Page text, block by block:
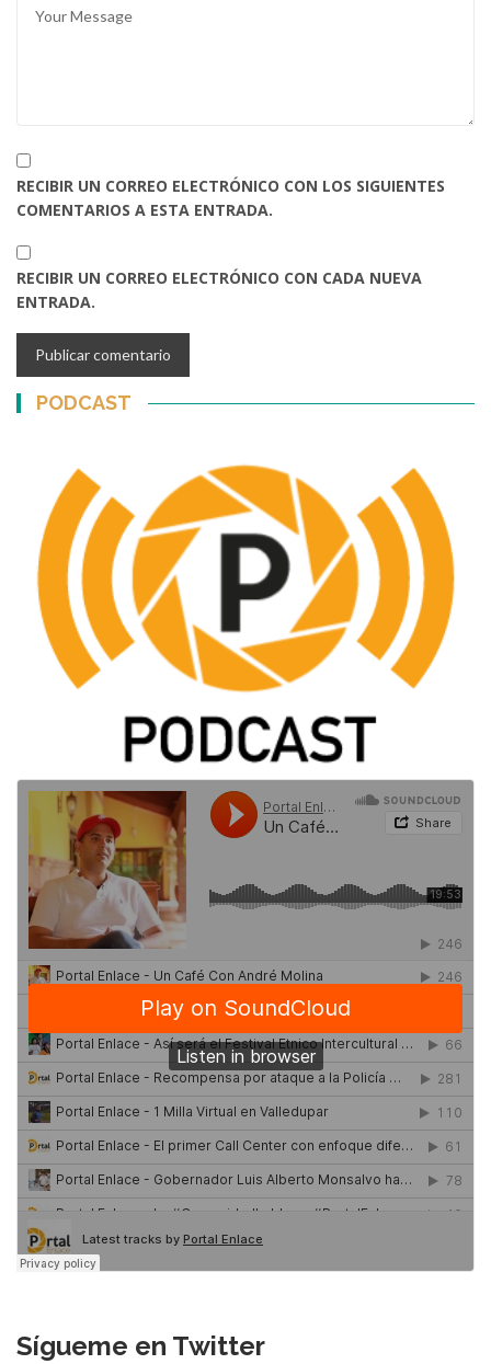
RECIBIR UN CORREO ELECTRÓNICO CON LOS SIGUIENTES
COMENTARIOS A ESTA ENTRADA.
RECIBIR UN CORREO ELECTRÓNICO CON CADA NUEVA
ENTRADA.
PODCAST
Sígueme en Twitter